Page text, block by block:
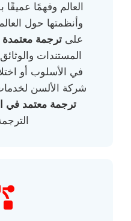
العالم وفهمًا عميقًا
وأنظمتها حول
على ترجمة معتمدة
المستندات
في الأسلوب أو
شركة الألسن
ترجمة معتمد في